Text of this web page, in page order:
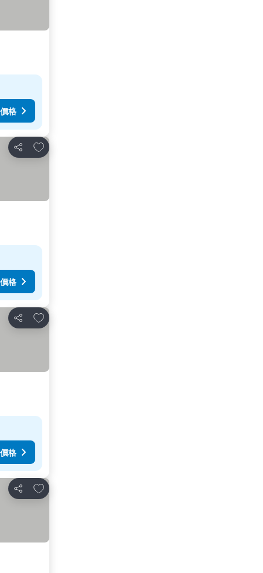
格
分享
放到收藏夾
格
分享
放到收藏夾
格
分享
放到收藏夾